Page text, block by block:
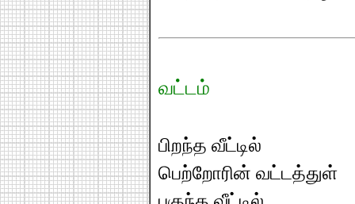
வட்டம்
பிறந்த வீட்டில்
பெற்றோரின் வட்டத்துள்